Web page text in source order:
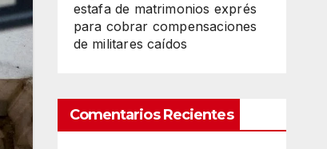
estafa de matrimonios exprés
para cobrar compensaciones
de militares caídos
Comentarios Recientes